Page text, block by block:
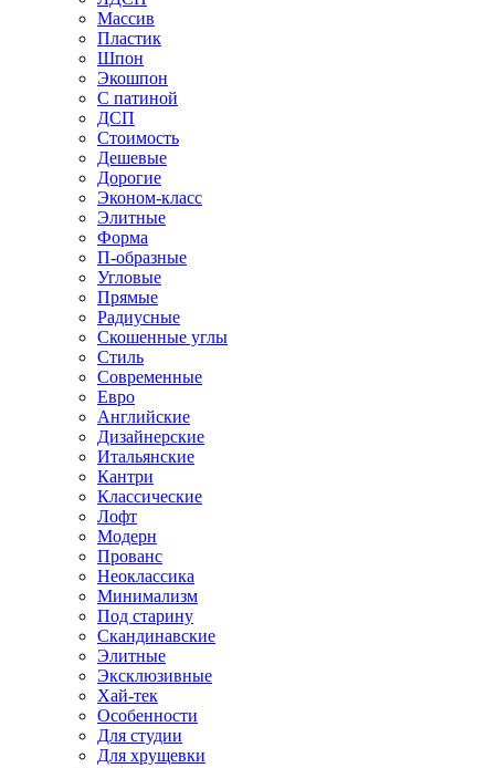
Массив
Пластик
Шпон
Экошпон
С патиной
ДСП
Стоимость
Дешевые
Дорогие
Эконом-класс
Элитные
Форма
П-образные
Угловые
Прямые
Радиусные
Скошенные углы
Стиль
Современные
Евро
Английские
Дизайнерские
Итальянские
Кантри
Классические
Лофт
Модерн
Прованс
Неоклассика
Минимализм
Под старину
Скандинавские
Элитные
Эксклюзивные
Хай-тек
Особенности
Для студии
Для хрущевки